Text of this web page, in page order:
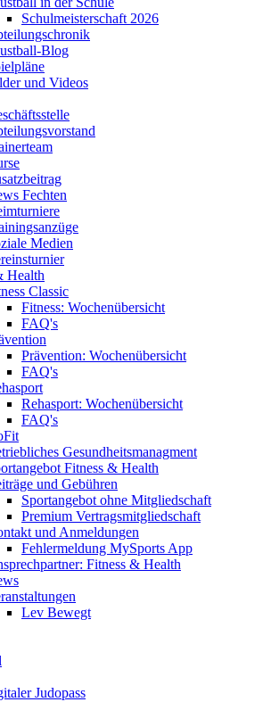
Schulmeisterschaft 2026
Blog
und Videos
Fechten
Medien
Health
Classic
Fitness: Wochenübersicht
FAQ's
Prävention: Wochenübersicht
FAQ's
Rehasport: Wochenübersicht
FAQ's
Gesundheitsmanagment
Fitness & Health
und Gebühren
Sportangebot ohne Mitgliedschaft
Premium Vertragsmitgliedschaft
und Anmeldungen
Fehlermeldung MySports App
Fitness & Health
Lev Bewegt
Judopass